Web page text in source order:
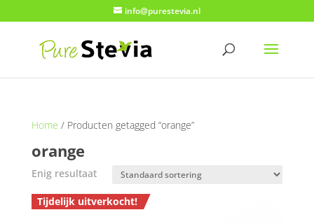
info@purestevia.nl
Home / Producten getagged “orange”
orange
Enig resultaat
Tijdelijk uitverkocht!